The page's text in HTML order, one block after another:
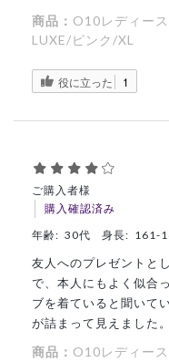
商品： O10レディー
LUXE/ピンク/XL
役に立った 1
ご購入者様
購入確認済み
年齢: 30代 身長: 161-
友人へのプレゼントと
で、本人にもよく似合
ブを着ていると聞いて
が詰まって見えました。
商品： O10レディー